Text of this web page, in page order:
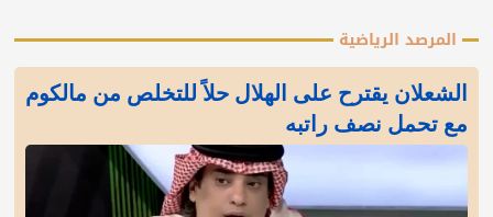
المرصد الرياضية
الشعلان يقترح على الهلال حلاً للتخلص من مالكوم
مع تحمل نصف راتبه